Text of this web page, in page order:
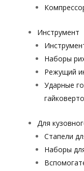
Инструмент
Наборы
Режущий
Ударные
Для
Стапели
Наборы